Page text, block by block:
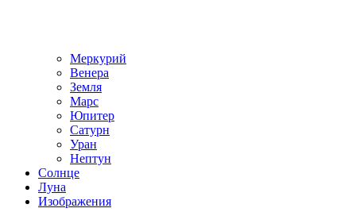
Меркурий
Венера
Земля
Марс
Юпитер
Сатурн
Уран
Нептун
Солнце
Луна
Изображения